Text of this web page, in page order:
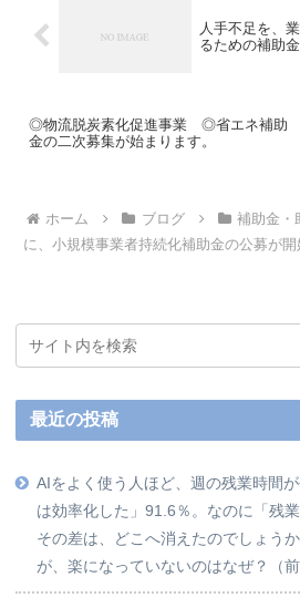
人手不足を、
るための補助金
◎物流脱炭素化促進事業 ◎省エネ補助
金の二次募集が始まります。
ホーム ブログ 補助金・
に、小規模事業者持続化補助金の公募が開
最近の投稿
AIをよく使う人ほど、週の残業時間
は効率化した」91.6％。なのに「
その差は、どこへ消えたのでしょう
が、楽になっていないのはなぜ？（前